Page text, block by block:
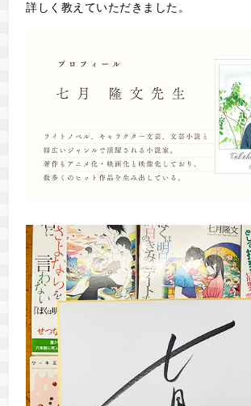
詳しく教えていただきました。